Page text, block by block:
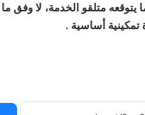
متلقو الخدمة، لا وفق ما
تمكينية أساسية .